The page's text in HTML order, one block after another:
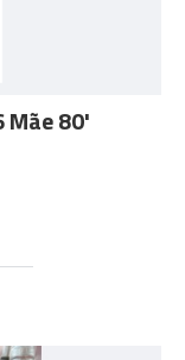
Mãe 80'